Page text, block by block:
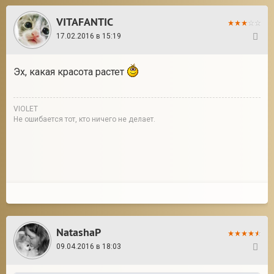
VITAFANTIC
17.02.2016 в 15:19
Эх, какая красота растет
VIOLET
Не ошибается тот, кто ничего не делает.
NatashaP
09.04.2016 в 18:03